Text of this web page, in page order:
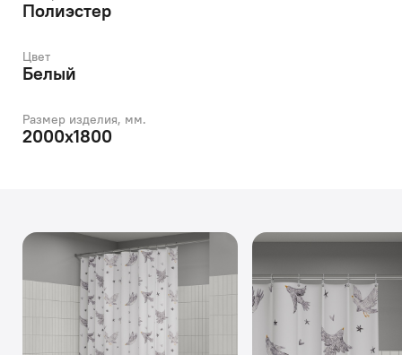
Полиэстер
Цвет
Белый
Размер изделия, мм.
2000х1800